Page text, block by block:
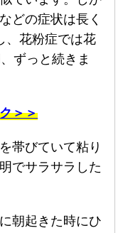
どの症状は長く
、花粉症では花
ずっと続きま
＞＞
帯びていて粘り
でサラサラした
朝起きた時にひ